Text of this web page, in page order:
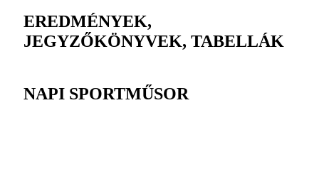
EREDMÉNYEK,
JEGYZŐKÖNYVEK, TABELLÁK
NAPI SPORTMŰSOR